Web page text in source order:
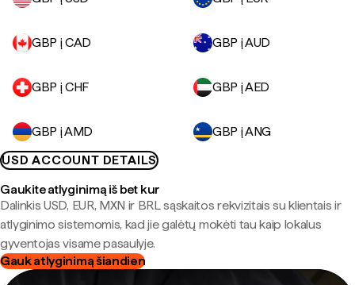
GBP į CAD GBP į AUD
GBP į CHF GBP į AED
GBP į AMD
GBP į ANG
USD ACCOUNT DETAILS
Gaukite atlyginimą iš bet kur
Dalinkis USD, EUR, MXN ir BRL sąskaitos rekvizitais su klientais ir
atlyginimo sistemomis, kad jie galėtų mokėti tau kaip lokalus
gyventojas visame pasaulyje.
Gauk atlyginimą šiandien